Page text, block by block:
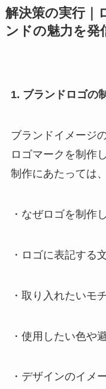
解決策の実行｜
ンドの魅力を発
1. ブランドロゴの
ブランドイメージ
ロゴマークを制作
制作にあたっては、
・なぜロゴを制作
・ロゴに表記する
・取り入れたいモ
・使用したい色や
・デザインのイメ